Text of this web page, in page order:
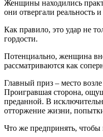
Женщины находились
они отвергали реальность
Как правило, это удар не
гордости.
Потенциально, женщина
рассматриваются как
Главный приз – место
Проигравшая сторона,
преданной. В
отторжение жизни,
Что же предпринять, чтобы